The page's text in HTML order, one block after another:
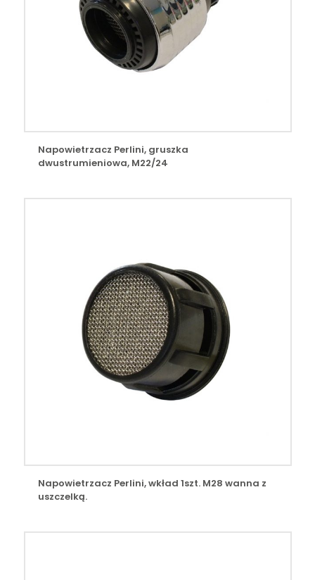
Napowietrzacz Perlini, gruszka
dwustrumieniowa, M22/24
Napowietrzacz Perlini, wkład 1szt. M28 wanna z
uszczelką.